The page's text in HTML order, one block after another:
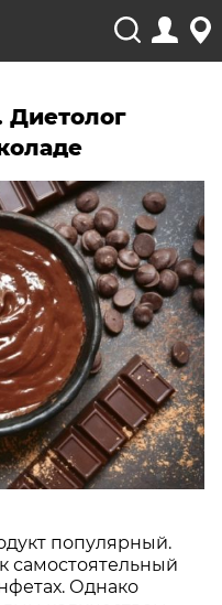
Диетолог
популярный.
самостоятельный
Однако